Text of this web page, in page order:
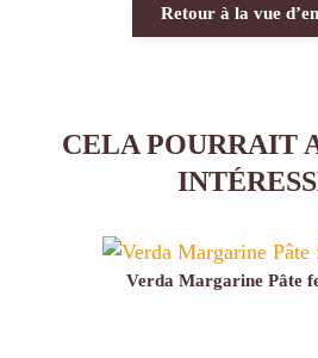
Retour à la vue
CELA POURRAIT
Verda Margarine Pâte